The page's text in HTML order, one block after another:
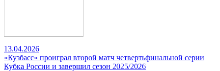
13.04.2026
«Кузбасс» проиграл второй матч четвертьфинальной серии
Кубка России и завершил сезон 2025/2026